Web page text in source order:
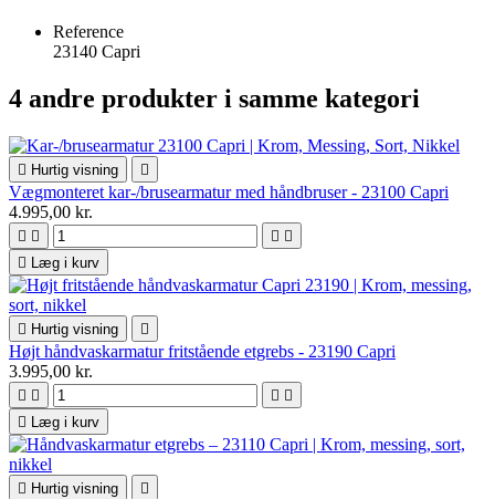
Reference
23140 Capri
4 andre produkter i samme kategori
 Hurtig visning 
Vægmonteret kar-/brusearmatur med håndbruser - 23100 Capri
4.995,00 kr.
   
 Læg i kurv
 Hurtig visning 
Højt håndvaskarmatur fritstående etgrebs - 23190 Capri
3.995,00 kr.
   
 Læg i kurv
 Hurtig visning 